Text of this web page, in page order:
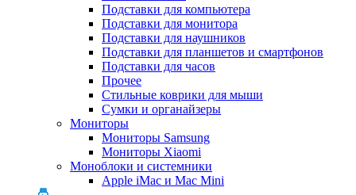
Подставки для компьютера
Подставки для монитора
Подставки для наушников
Подставки для планшетов и смартфонов
Подставки для часов
Прочее
Стильные коврики для мыши
Сумки и органайзеры
Мониторы
Мониторы Samsung
Мониторы Xiaomi
Моноблоки и системники
Apple iMac и Mac Mini